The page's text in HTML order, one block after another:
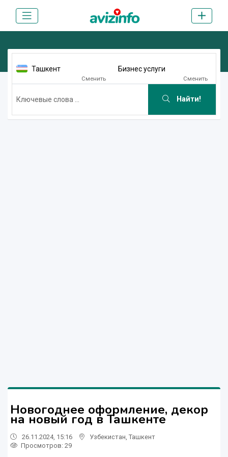
Ташкент
Сменить
Бизнес услуги
Сменить
Найти!
Новогоднее оформление, декор
на новый год в Ташкенте
26.11.2024, 15:16 Узбекистан Ташкент
Просмотров: 29